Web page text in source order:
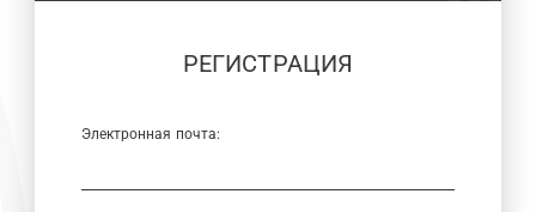
РЕГИСТРАЦИЯ
Электронная почта: